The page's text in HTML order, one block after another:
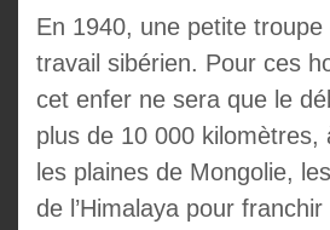
En 1940, une petite troupe
travail sibérien. Pour ces
cet enfer ne sera que le
plus de 10 000
les plaines de Mongolie,
de l’Himalaya pour